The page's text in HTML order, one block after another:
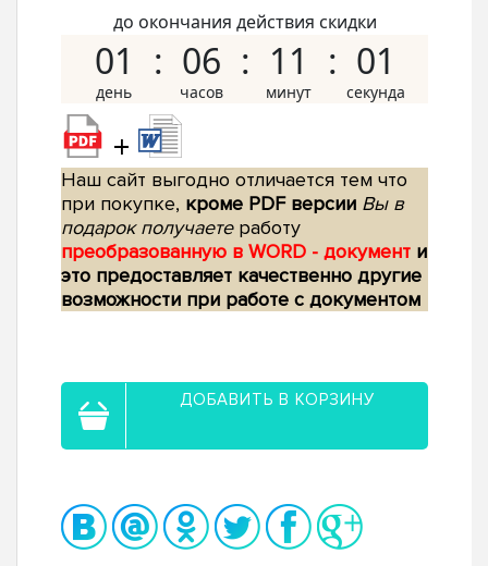
до окончания действия скидки
01 06 11 00
+
Наш сайт выгодно отличается тем что
при покупке, кроме PDF версии Вы в
подарок получаетеработу
преобразованную в WORD - документ и
это предоставляет качественно другие
возможности при работе с документом
ДОБАВИТЬ В КОРЗИНУ